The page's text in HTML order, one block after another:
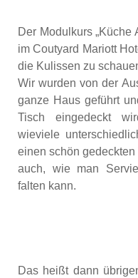
Der Modulkurs „Küche
im Coutyard Mariott
die Kulissen zu
Wir wurden von der
ganze Haus geführt
Tisch eingedeckt
wieviele
einen schön
auch, wie man
falten kann.
Das heißt dann